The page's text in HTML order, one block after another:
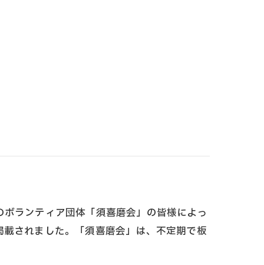
ランティア団体「須喜磨会」の皆様によっ
されました。「須喜磨会」は、不定期で板